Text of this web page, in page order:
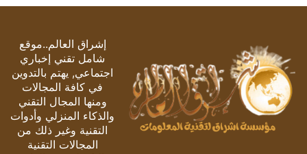
إشراق العالم..موقع
شامل تقني إخباري
اجتماعي, يهتم بالتدوين
في كافة المجالات
ومنها المجال التقني
والذكاء المنزلي وأدوات
التقنية وغير ذلك من
المجالات التقنية